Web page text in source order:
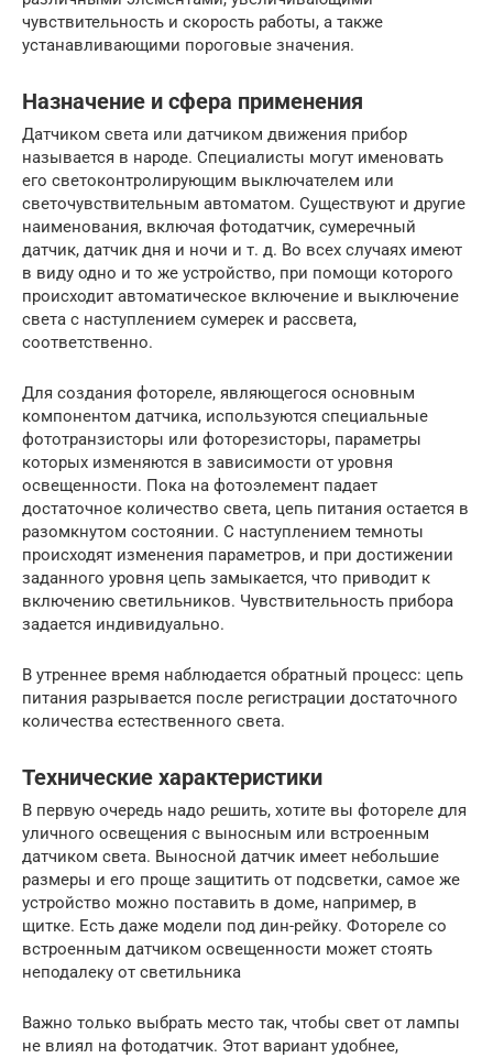
чувствительность и скорость работы, а также
устанавливающими пороговые значения.
Назначение и сфера применения
Датчиком света или датчиком движения прибор
называется в народе. Специалисты могут именовать
его светоконтролирующим выключателем или
светочувствительным автоматом. Существуют и другие
наименования, включая фотодатчик, сумеречный
датчик, датчик дня и ночи и т. д. Во всех случаях имеют
в виду одно и то же устройство, при помощи которого
происходит автоматическое включение и выключение
света с наступлением сумерек и рассвета,
соответственно.
Для создания фотореле, являющегося основным
компонентом датчика, используются специальные
фототранзисторы или фоторезисторы, параметры
которых изменяются в зависимости от уровня
освещенности. Пока на фотоэлемент падает
достаточное количество света, цепь питания остается в
разомкнутом состоянии. С наступлением темноты
происходят изменения параметров, и при достижении
заданного уровня цепь замыкается, что приводит к
включению светильников. Чувствительность прибора
задается индивидуально.
В утреннее время наблюдается обратный процесс: цепь
питания разрывается после регистрации достаточного
количества естественного света.
Технические характеристики
В первую очередь надо решить, хотите вы фотореле для
уличного освещения с выносным или встроенным
датчиком света. Выносной датчик имеет небольшие
размеры и его проще защитить от подсветки, самое же
устройство можно поставить в доме, например, в
щитке. Есть даже модели под дин-рейку. Фотореле со
встроенным датчиком освещенности может стоять
неподалеку от светильника
Важно только выбрать место так, чтобы свет от лампы
не влиял на фотодатчик. Этот вариант удобнее,